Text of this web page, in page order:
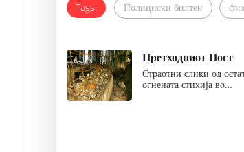
Tags: Полициски билтен
Претходниот Пост
Страотни слики од
огнената стихија во…